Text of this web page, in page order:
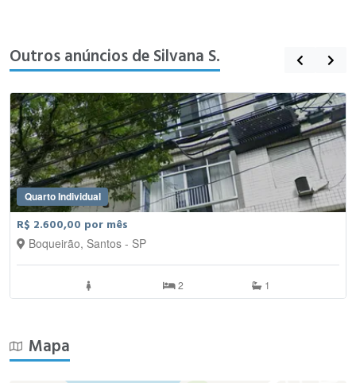
Outros anúncios de Silvana S.
Quarto Individual
R$ 2.600,00 por mês
Boqueirão, Santos - SP
2 1
Mapa